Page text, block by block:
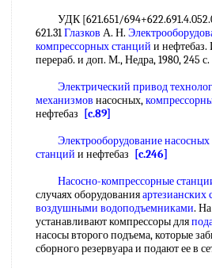
УДК [621.651/
621.31Глазков А. Н.
компрессорных станций и нефтебаз.
перераб. и доп. М., Недра, 1980, 245 с.
Электрический привод
механизмов насосных,
нефтебаз
[c.89]
Электрооборудование
станций и нефтебаз
[c.246]
Насосно-компрессорные
случаях оборудованияартезианских
воздушными водоподъемниками.
устанавливают компрессоры для
насосы второго подъема, которые
сборного резервуара и подают ее в